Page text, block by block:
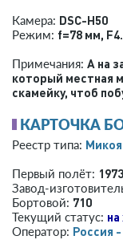
Камера: DSC-H50
Режим: f=78 мм,
Примечания: А на
который местная
скамейку, чтоб
КАРТОЧКА
Реестр типа:
Первый полёт: 1973
Завод-
Бортовой: 710
Текущий статус:
Оператор: Россия